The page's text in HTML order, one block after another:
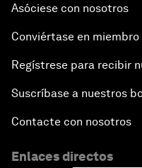
Asóciese con nosotros
Conviértase en miembro
Regístrese para recibir
Suscríbase a nuestros
Contacte con nosotros
Enlaces directos